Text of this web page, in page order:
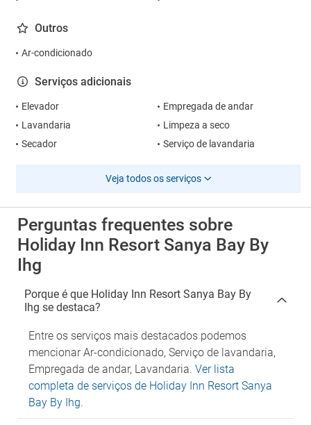
Outros
Ar-condicionado
Serviços adicionais
Elevador
Empregada de andar
Lavandaria
Limpeza a seco
Secador
Serviço de lavandaria
Veja todos os serviços
Perguntas frequentes sobre
Holiday Inn Resort Sanya Bay By
Ihg
Porque é que Holiday Inn Resort Sanya Bay By
Ihg se destaca?
Entre os serviços mais destacados podemos
mencionar Ar-condicionado, Serviço de lavandaria,
Empregada de andar, Lavandaria. Ver lista
completa de serviços de Holiday Inn Resort Sanya
Bay By Ihg.